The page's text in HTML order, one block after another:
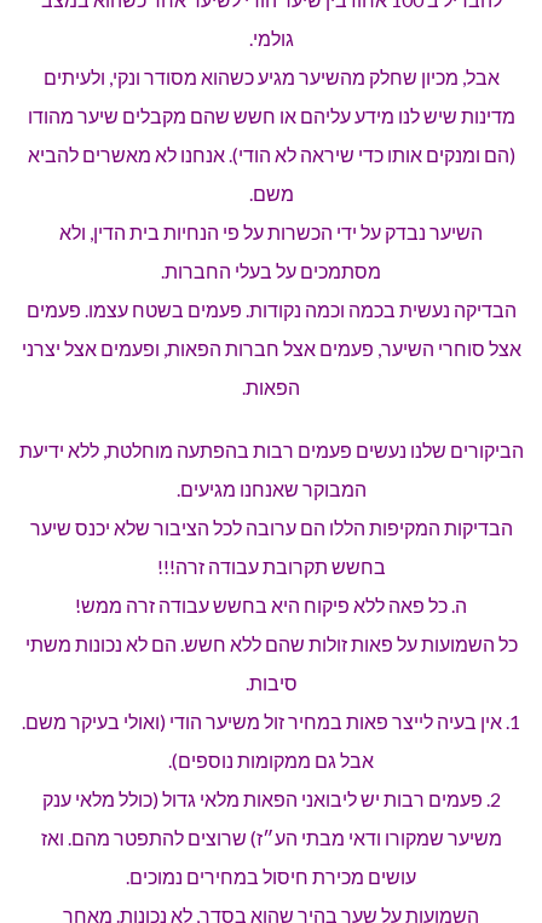
גולמי.
אבל, מכיון שחלק מהשיער מגיע כשהוא מסודר ונקי, ולעיתים
מדינות שיש לנו מידע עליהם או חשש שהם מקבלים שיער מהודו
(הם ומנקים אותו כדי שיראה לא הודי). אנחנו לא מאשרים להביא
משם.
השיער נבדק על ידי הכשרות על פי הנחיות בית הדין, ולא
מסתמכים על בעלי החברות.
הבדיקה נעשית בכמה וכמה נקודות. פעמים בשטח עצמו. פעמים
אצל סוחרי השיער, פעמים אצל חברות הפאות, ופעמים אצל יצרני
הפאות.
הביקורים שלנו נעשים פעמים רבות בהפתעה מוחלטת, ללא ידיעת
המבוקר שאנחנו מגיעים.
הבדיקות המקיפות הללו הם ערובה לכל הציבור שלא יכנס שיער
בחשש תקרובת עבודה זרה!!!
ה. כל פאה ללא פיקוח היא בחשש עבודה זרה ממש!
כל השמועות על פאות זולות שהם ללא חשש. הם לא נכונות משתי
סיבות.
1. אין בעיה לייצר פאות במחיר זול משיער הודי (ואולי בעיקר משם.
אבל גם ממקומות נוספים).
2. פעמים רבות יש ליבואני הפאות מלאי גדול (כולל מלאי ענק
משיער שמקורו ודאי מבתי הע״ז) שרוצים להתפטר מהם. ואז
עושים מכירת חיסול במחירים נמוכים.
השמועות על שער בהיר שהוא בסדר, לא נכונות. מאחר